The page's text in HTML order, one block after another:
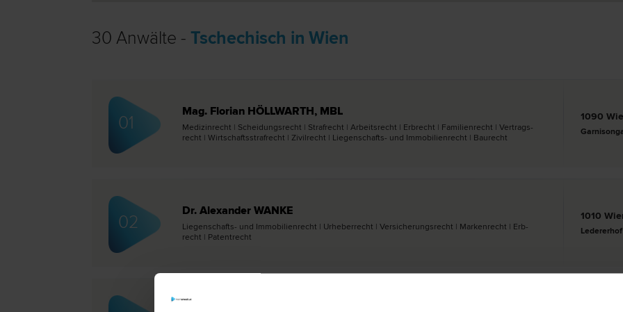
30 Anwälte - Tschechisch in Wien
01
Mag. Florian HÖLLWARTH, MBL
Medizin­recht | Scheidungs­recht | Straf­recht | Arbeits­recht | Erb­recht | Familien­recht | Vertrags­
recht | Wirtschaftsstraf­recht | Zivil­recht | Liegenschafts- und Immobilien­recht | Bau­recht
1090
02
Dr. Alexander WANKE
Liegenschafts- und Immobilien­recht | Urheber­recht | Versicherungs­recht | Marken­recht | Erb­
recht | Patent­recht
1010